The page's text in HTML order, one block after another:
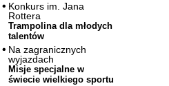
Konkurs im. Jana
Rottera
Trampolina dla młodych
talentów
Na zagranicznych
wyjazdach
Misje specjalne w
świecie wielkiego sportu